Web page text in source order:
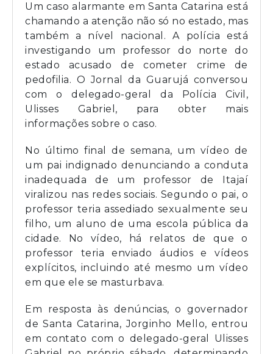
Um caso alarmante em Santa Catarina está
chamando a atenção não só no estado, mas
também a nível nacional. A polícia está
investigando um professor do norte do
estado acusado de cometer crime de
pedofilia. O Jornal da Guarujá conversou
com o delegado-geral da Polícia Civil,
Ulisses Gabriel, para obter mais
informações sobre o caso.
No último final de semana, um vídeo de
um pai indignado denunciando a conduta
inadequada de um professor de Itajaí
viralizou nas redes sociais. Segundo o pai, o
professor teria assediado sexualmente seu
filho, um aluno de uma escola pública da
cidade. No vídeo, há relatos de que o
professor teria enviado áudios e vídeos
explícitos, incluindo até mesmo um vídeo
em que ele se masturbava.
Em resposta às denúncias, o governador
de Santa Catarina, Jorginho Mello, entrou
em contato com o delegado-geral Ulisses